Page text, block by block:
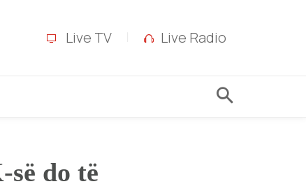
Live TV Live Radio
do të